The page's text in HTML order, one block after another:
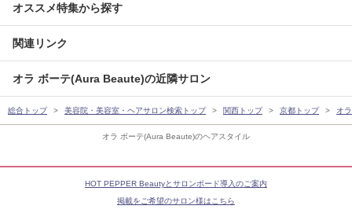
オラ ボーテ(Aura Beaute)のヘアスタイル
オススメ特集から探す
関連リンク
オラ ボーテ(Aura Beaute)の近隣サロン
総合トップ 美容院・美容室・ヘアサロン検索トップ 関西トップ 京都トップ オ
HOT PEPPER Beautyとサロンボード導入のご案内
掲載をご希望のサロン様はこちら